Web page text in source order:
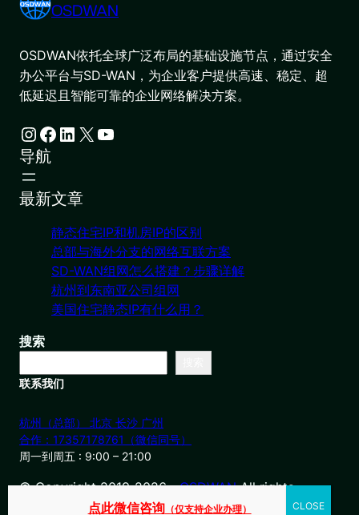
OSDWAN
OSDWAN依托全球广泛布局的基础设施节点，通过安全
办公平台与SD-WAN，为企业客户提供高速、稳定、超
低延迟且智能可靠的企业网络解决方案。
Instagram Facebook LinkedIn X YouTube
导航
最新文章
静态住宅IP和机房IP的区别
总部与海外分支的网络互联方案
SD-WAN组网怎么搭建？步骤详解
杭州到东南亚公司组网
美国住宅静态IP有什么用？
搜索
联系我们
杭州（总部） 北京 长沙 广州
合作：17357178761（微信同号）
周一到周五 : 9:00 – 21:00
© Copyright 2019-2026・OSDWANAll rights
点此微信咨询 （仅支持企业办理）